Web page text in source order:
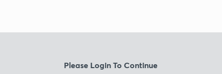
Please Login To Continue